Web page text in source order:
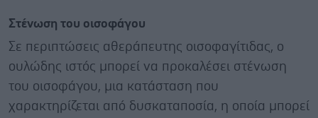
Στένωση του οισοφάγου
Σε περιπτώσεις αθεράπευτης οισοφαγίτιδας, ο
ουλώδης ιστός μπορεί να προκαλέσει στένωση
του οισοφάγου, μια κατάσταση που
χαρακτηρίζεται από δυσκαταποσία, η οποία μπορεί